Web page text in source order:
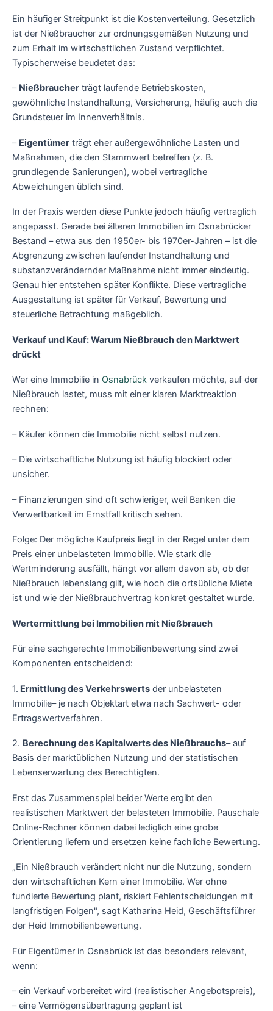
Ein häufiger Streitpunkt ist die Kostenverteilung. Gesetzlich
ist der Nießbraucher zur ordnungsgemäßen Nutzung und
zum Erhalt im wirtschaftlichen Zustand verpflichtet.
Typischerweise beudetet das:
– Nießbraucher trägt laufende Betriebskosten,
gewöhnliche Instandhaltung, Versicherung, häufig auch die
Grundsteuer im Innenverhältnis.
– Eigentümer trägt eher außergewöhnliche Lasten und
Maßnahmen, die den Stammwert betreffen (z. B.
grundlegende Sanierungen), wobei vertragliche
Abweichungen üblich sind.
In der Praxis werden diese Punkte jedoch häufig vertraglich
angepasst. Gerade bei älteren Immobilien im Osnabrücker
Bestand – etwa aus den 1950er- bis 1970er-Jahren – ist die
Abgrenzung zwischen laufender Instandhaltung und
substanzverändernder Maßnahme nicht immer eindeutig.
Genau hier entstehen später Konflikte. Diese vertragliche
Ausgestaltung ist später für Verkauf, Bewertung und
steuerliche Betrachtung maßgeblich.
Verkauf und Kauf: Warum Nießbrauch den Marktwert
drückt
Wer eine Immobilie in Osnabrück verkaufen möchte, auf der
Nießbrauch lastet, muss mit einer klaren Marktreaktion
rechnen:
– Käufer können die Immobilie nicht selbst nutzen.
– Die wirtschaftliche Nutzung ist häufig blockiert oder
unsicher.
– Finanzierungen sind oft schwieriger, weil Banken die
Verwertbarkeit im Ernstfall kritisch sehen.
Folge: Der mögliche Kaufpreis liegt in der Regel unter dem
Preis einer unbelasteten Immobilie. Wie stark die
Wertminderung ausfällt, hängt vor allem davon ab, ob der
Nießbrauch lebenslang gilt, wie hoch die ortsübliche Miete
ist und wie der Nießbrauchvertrag konkret gestaltet wurde.
Wertermittlung bei Immobilien mit Nießbrauch
Für eine sachgerechte Immobilienbewertung sind zwei
Komponenten entscheidend:
1. Ermittlung des Verkehrswerts der unbelasteten
Immobilie– je nach Objektart etwa nach Sachwert- oder
Ertragswertverfahren.
2. Berechnung des Kapitalwerts des Nießbrauchs– auf
Basis der marktüblichen Nutzung und der statistischen
Lebenserwartung des Berechtigten.
Erst das Zusammenspiel beider Werte ergibt den
realistischen Marktwert der belasteten Immobilie. Pauschale
Online-Rechner können dabei lediglich eine grobe
Orientierung liefern und ersetzen keine fachliche Bewertung.
„Ein Nießbrauch verändert nicht nur die Nutzung, sondern
den wirtschaftlichen Kern einer Immobilie. Wer ohne
fundierte Bewertung plant, riskiert Fehlentscheidungen mit
langfristigen Folgen", sagt Katharina Heid, Geschäftsführer
der Heid Immobilienbewertung.
Für Eigentümer in Osnabrück ist das besonders relevant,
wenn:
– ein Verkauf vorbereitet wird (realistischer Angebotspreis),
– eine Vermögensübertragung geplant ist